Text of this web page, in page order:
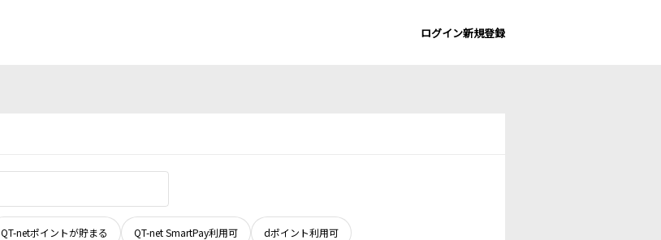
ログイン新規登録
QT-netポイントが貯まる QT-net SmartPay利用可 dポイント利用可